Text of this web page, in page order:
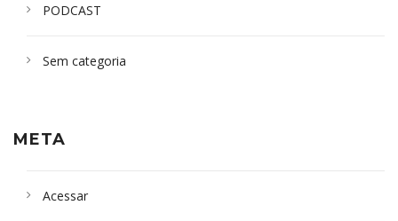
PODCAST
Sem categoria
META
Acessar